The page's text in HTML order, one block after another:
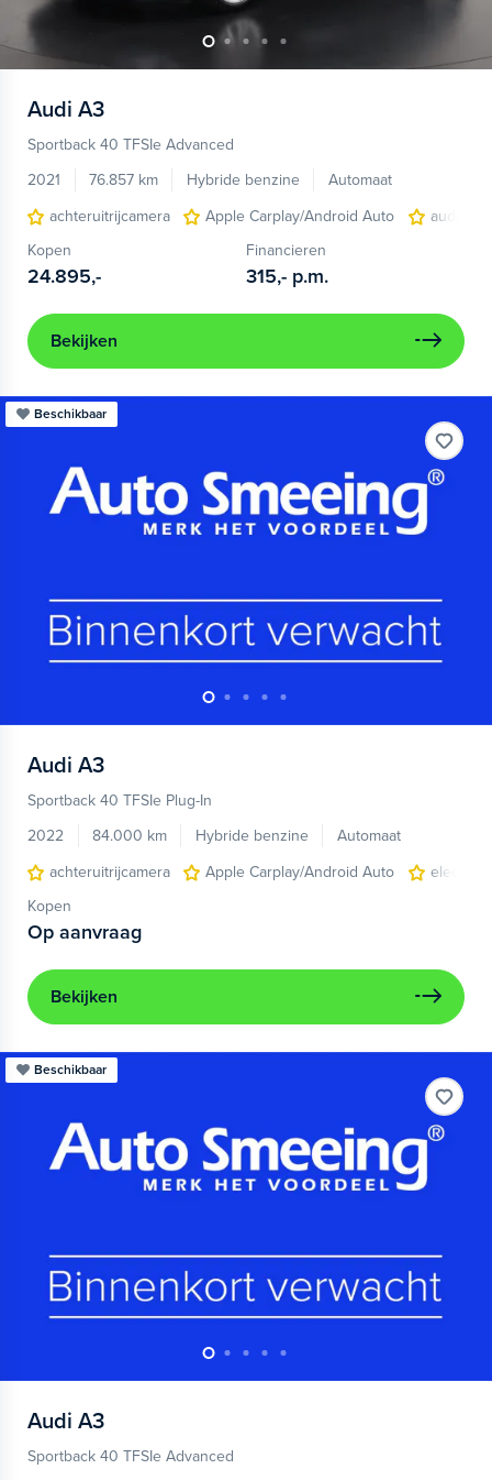
Audi A3
Sportback 40 TFSIe Advanced
2021
76.857 km Hybride benzine
Automaat
achteruitrijcamera
Apple Carplay/Android Auto
audio
Kopen
24.895,-
Financieren
315,- p.m.
Bekijken
Beschikbaar
Audi A3
Sportback 40 TFSIe Plug-In
2022
84.000 km Hybride benzine
Automaat
achteruitrijcamera
Apple Carplay/Android Auto
Kopen
Op aanvraag
Bekijken
Beschikbaar
Audi A3
Sportback 40 TFSIe Advanced